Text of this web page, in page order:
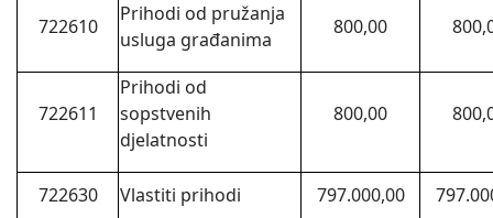
722610
Prihodi od pružanja
usluga građanima
800,00
722611
Prihodi od
sopstvenih
djelatnosti
800,00
722630 Vlastiti prihodi 797.000,00